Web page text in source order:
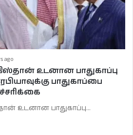
ago
உடனான பாதுகாப்பு
பாதுகாப்பை
உடனான பாதுகாப்பு…